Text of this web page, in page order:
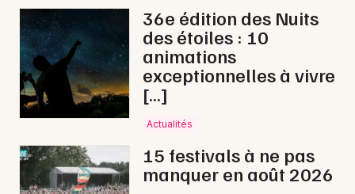
Sports
Soirées
Sorties famille
Sorties & loisirs
Paris
Strasbourg
Toulouse
Toutes les villes
36e édition des Nuits
des étoiles : 10
animations
exceptionnelles à vivre
[…]
Actualités
15 festivals à ne pas
manquer en août 2026